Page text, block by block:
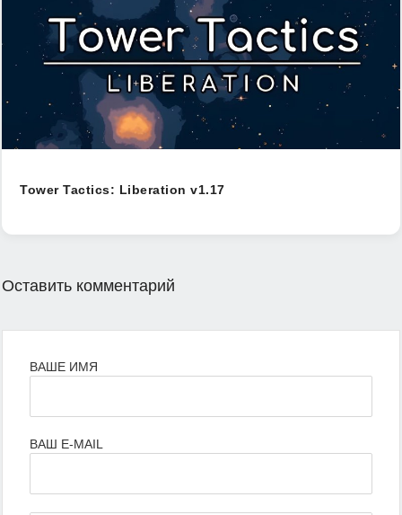
Tower Tactics: Liberation v1.17
Оставить комментарий
ВАШЕ ИМЯ
ВАШ E-MAIL